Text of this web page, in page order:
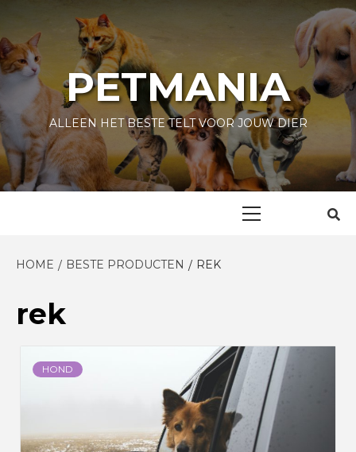
content
PETMANIA
ALLEEN HET BESTE TELT VOOR JOUW DIER
HOME BESTE PRODUCTEN REK
rek
HOND